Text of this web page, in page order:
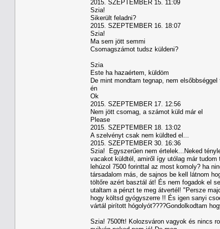
2015. SZEPTEMBER 15. 11:09
Szia!
Sikerült feladni?
2015. SZEPTEMBER 16. 18:07
Szia!
Ma sem jött semmi
Csomagszámot tudsz küldeni?
Szia
Este ha hazaértem, küldöm
De mint mondtam tegnap, nem
én
Ok
2015. SZEPTEMBER 17. 12:56
Nem jött csomag, a számot küld már el
Please
2015. SZEPTEMBER 18. 13:02
A szelvényt csak nem küldted el...
2015. SZEPTEMBER 30. 16:36
Szia! Egyszerűen nem értelek...Neked
vacakot küldtél, amiről így utólag már
lehúzol 7500 forinttal az most komoly? ha
társadalom más, de sajnos be kell látnom
töltőre azért basztál át! És nem fogadok el
utaltam a pénzt te meg átvertél! "Persze
hogy költsd gyógyszerre !! És igen sanyi
vártál pirított hógolyót????Gondolkodtam
Szia! 7500ft! Kolozsváron vagyok és nincs